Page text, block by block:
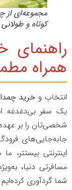
مجموعه‌ای از
کوتاه و طولانی
وخرید چمدان
بی‌دغدغه است.
را بر عهده
بیستتر، ما
دنیا، به‌ویژه
گردآوری کرده‌ایم تا